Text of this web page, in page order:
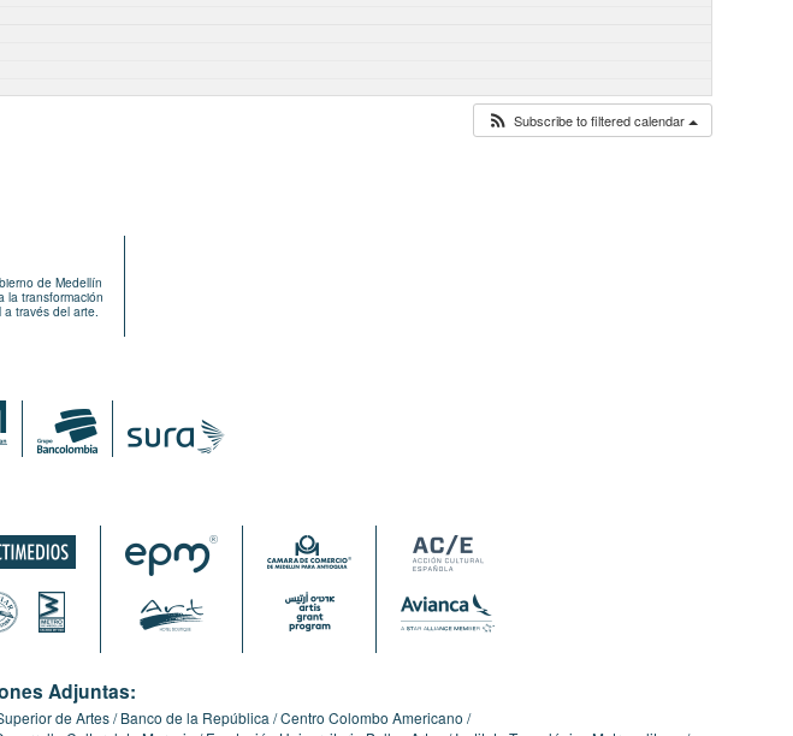
Subscribe to filtered calendar
de Medellín
la transformación
a través del arte.
Adjuntas:
de Artes Banco de la República Centro Colombo Americano